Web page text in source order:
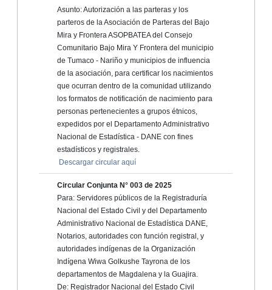
Asunto: Autorización a las parteras y los
parteros de la Asociación de Parteras del Bajo
Mira y Frontera ASOPBATEA del Consejo
Comunitario Bajo Mira Y Frontera del municipio
de Tumaco - Nariño y municipios de influencia
de la asociación, para certificar los nacimientos
que ocurran dentro de la comunidad utilizando
los formatos de notificación de nacimiento para
personas pertenecientes a grupos étnicos,
expedidos por el Departamento Administrativo
Nacional de Estadística - DANE con fines
estadísticos y registrales.
Descargar circular aquí
Circular Conjunta N° 003 de 2025
Para: Servidores públicos de la Registraduría
Nacional del Estado Civil y del Departamento
Administrativo Nacional de Estadística DANE,
Notarios, autoridades con función registral, y
autoridades indígenas de la Organización
Indígena Wiwa Golkushe Tayrona de los
departamentos de Magdalena y la Guajira.
De: Registrador Nacional del Estado Civil